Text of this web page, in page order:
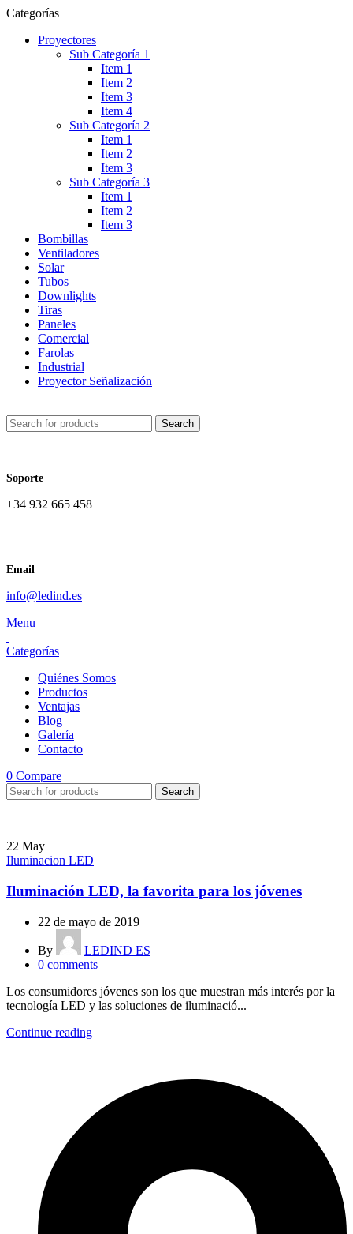
Categorías
Proyectores
Sub Categoría 1
Item 1
Item 2
Item 3
Item 4
Sub Categoría 2
Item 1
Item 2
Item 3
Sub Categoría 3
Item 1
Item 2
Item 3
Bombillas
Ventiladores
Solar
Tubos
Downlights
Tiras
Paneles
Comercial
Farolas
Industrial
Proyector Señalización
Search
Soporte
+34 932 665 458‬
Email
info@ledind.es
Menu
Categorías
Quiénes Somos
Productos
Ventajas
Blog
Galería
Contacto
0 Compare
Search
22 May
Iluminacion LED
Iluminación LED, la favorita para los jóvenes
22 de mayo de 2019
By
LEDIND ES
0 comments
Los consumidores jóvenes son los que muestran más interés por la
tecnología LED y las soluciones de iluminació...
Continue reading